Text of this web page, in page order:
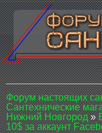
Форум настоящих
Сантехнические
Нижний Новгород»
10$ за аккаунт